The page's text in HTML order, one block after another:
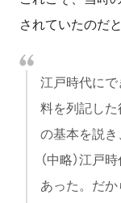
されていたのだ
江戸時代にで
料を列記し
の基本を説き
（中略）江戸
あった。だか